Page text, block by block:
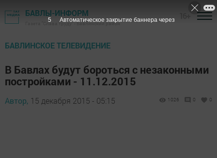
БАВЛЫ-ИНФОРМ
Газета "Слава труду" - Бавлинский район
БАВЛИНСКОЕ ТЕЛЕВИДЕНИЕ
В Бавлах будут бороться с незаконными
постройками - 11.12.2015
Автор, 15 декабря 2015 - 05:15 1026 0 0
4 Автоматическое закрытие баннера через